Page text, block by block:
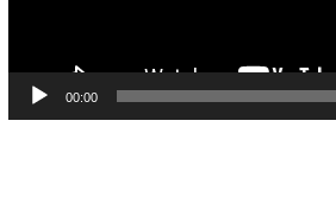
00:00